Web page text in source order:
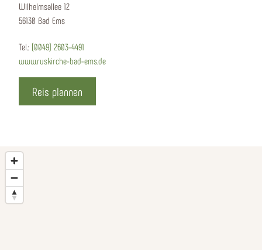
Wilhelmsallee 12
56130 Bad Ems
Tel.: (0049) 2603-4491
www.ruskirche-bad-ems.de
Reis plannen